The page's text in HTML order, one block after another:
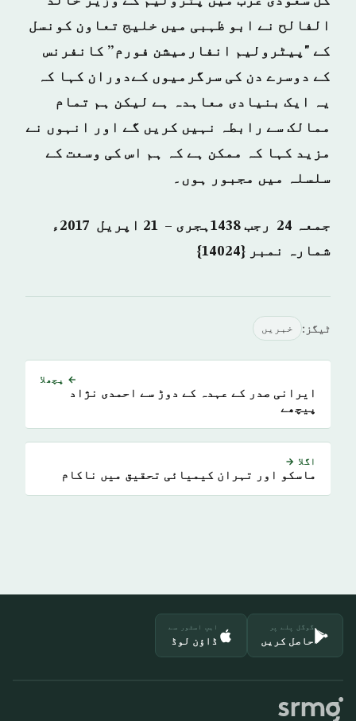
الفالح نے ابو ظہبی میں خلیج تعاون کونسل
کے "پیٹرولیم انفارمیشن فورم” کانفرنس
کے دوسرے دن کی سرگرمیوں کےدوران کہا کہ
یہ ایک بنیادی معاہدہ ہے لیکن ہم تمام
ممالک سے رابطہ نہیں کریں گے اور انہوں نے
مزید کہا کہ ممکن ہے کہ ہم اس کی وسعت کے
سلسلہ میں مجبور ہوں۔
جمعہ 24 رجب 1438ہجری – 21 اپریل 2017ء
شمارہ نمبر {14024}
ٹیگز: خبريں
← پچھلا
ایرانی صدر کے عہدہ کے دوڑ سے احمدی نژاد
پیچھے
اگلا →
ماسکو اور تہران کیمیائی تحقیق میں ناکام
گوگل پلے پر
حاصل کریں
ایپ اسٹور سے
ڈاؤن لوڈ